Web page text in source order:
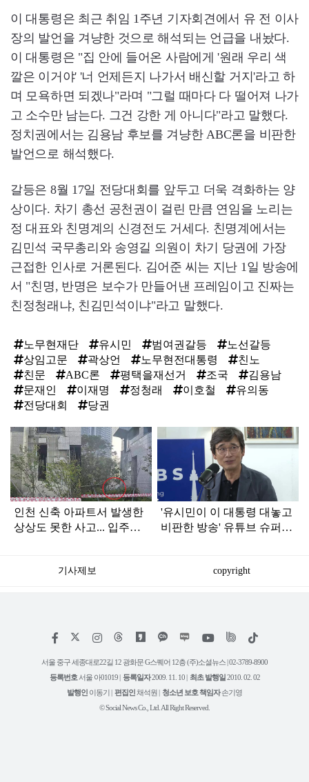
이 대통령은 최근 취임 1주년 기자회견에서 유 전 이사
장의 발언을 겨냥한 것으로 해석되는 언급을 내놨다.
이 대통령은 "집 안에 들어온 사람에게 '원래 우리 색
깔은 이거야' '너 언제든지 나가서 배신할 거지'라고 하
며 모욕하면 되겠나"라며 "그럴 때마다 다 떨어져 나가
고 소수만 남는다. 그건 강한 게 아니다"라고 말했다.
정치권에서는 김용남 후보를 겨냥한 ABC론을 비판한
발언으로 해석했다.
갈등은 8월 17일 전당대회를 앞두고 더욱 격화하는 양
상이다. 차기 총선 공천권이 걸린 만큼 연임을 노리는
정 대표와 친명계의 신경전도 거세다. 친명계에서는
김민석 국무총리와 송영길 의원이 차기 당권에 가장
근접한 인사로 거론된다. 김어준 씨는 지난 1일 방송에
서 "친명, 반명은 보수가 만들어낸 프레임이고 진짜는
친정청래냐, 친김민석이냐"라고 말했다.
노무현재단 유시민 범여권갈등
노선갈등
상임고문
곽상언 노무현전대통령
친노
친문
ABC론 평택을재선거 조국
김용남
문재인
이재명 정청래 이호철
유의동
전당대회
당권
탑
라
인
인천 신축 아파트서 발생한
상상도 못한 사고... 입주민
'유시민이 이 대통령 대놓고
비판한 방송' 유튜브 슈퍼챗
기사제보 copyright
페
스
인
타
램
위
트
유
튜
틱
서울 중구 세종대로22길 12 광화문 G스퀘어 12층 (주)소셜뉴스 | 02-3789-8900
등록번호 서울 아01019 | 등록일자2009. 11. 10 | 최초 발행일 2010. 02. 02
발행인 이동기 | 편집인 채석원 | 청소년 보호 책임자손기영
© Social News Co., Ltd. All Right Reserved.